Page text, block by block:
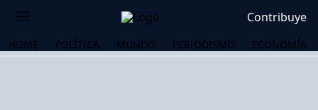
Contribuye
HOME POLÍTICA MUNDO PERIODISMO ECONOMÍA